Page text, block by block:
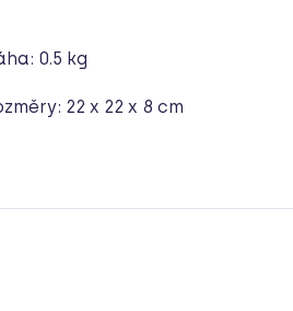
0.5 kg
22 x 22 x 8 cm